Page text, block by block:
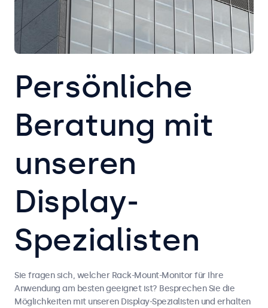
Persönliche
Beratung mit
unseren
Display-
Spezialisten
Sie fragen sich, welcher Rack-Mount-Monitor für Ihre
Anwendung am besten geeignet ist? Besprechen Sie die
Möglichkeiten mit unseren Display-Spezialisten und erhalten